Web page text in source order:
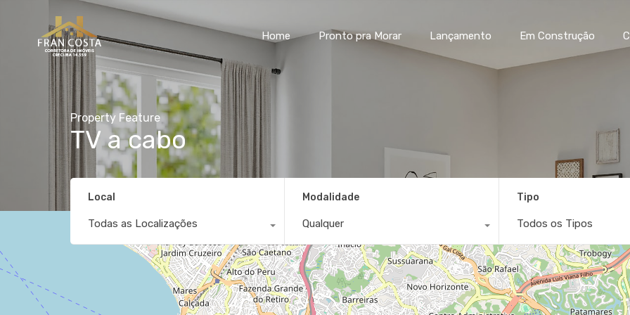
Pronto pra Morar
Home Pronto pra Morar Lançamento Em Construção
Property Feature
TV a cabo
Local
Todas as Localizações
Modalidade
Qualquer
Tipo
Todos os Tipos